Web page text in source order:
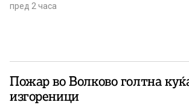
пред 2 часа
Пожар во Волково голтна
изгореници